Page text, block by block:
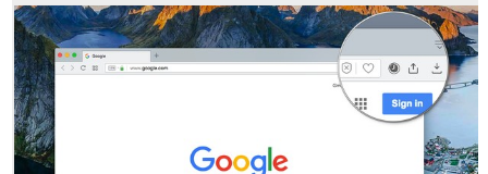
clear
recent
browsing
history,
cookies,
downloads,
passwords
and
related
data.